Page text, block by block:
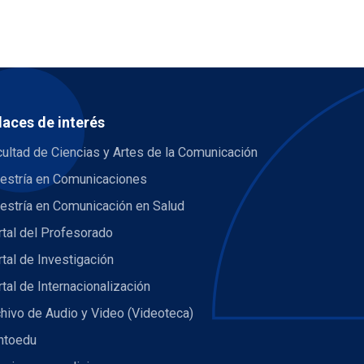
de interés
de Ciencias y Artes de la Comunicación
en Comunicaciones
en Comunicación en Salud
del Profesorado
de Investigación
de Internacionalización
de Audio y Video (Videoteca)